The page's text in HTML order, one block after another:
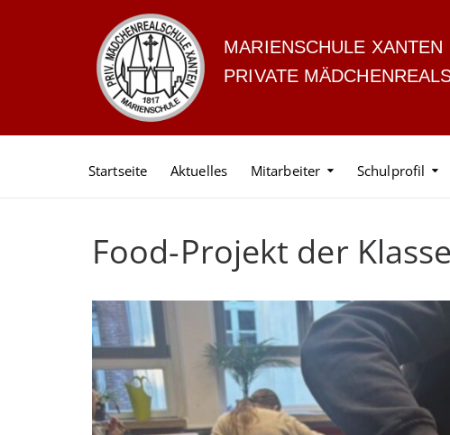
MARIENSCHULE XANTEN
PRIVATE
Startseite Aktuelles Mitarbeiter Schulprofil
Food-Projekt der